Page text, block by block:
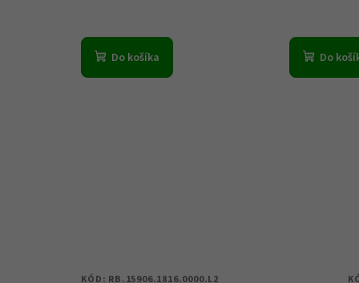
Do košíka Do
KÓD: RB.15906.1816.0000.L2